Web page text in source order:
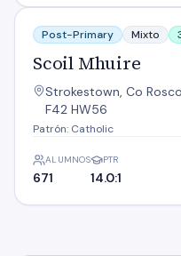
Scoil Mhuire
Post-Primary Mixto
Scoil Mhuire
Strokestown, Co
F42 HW56
Patrón: Catholic
ALUMNOS
671
PTR
14.0:1